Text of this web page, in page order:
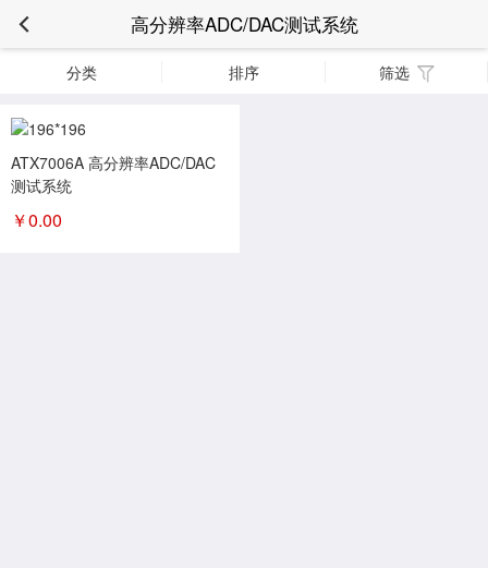
高分辨率ADC/DAC测试系统
分类 排序 筛选
ATX7006A 高分辨率ADC/DAC
测试系统
￥0.00